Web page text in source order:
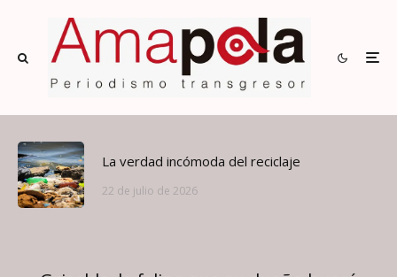
La verdad incómoda del reciclaje
22 de julio de 2026